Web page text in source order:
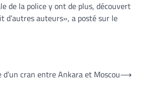
de la police y ont de plus, découvert
d’autres auteurs», a posté sur le
cran entre Ankara et Moscou⟶